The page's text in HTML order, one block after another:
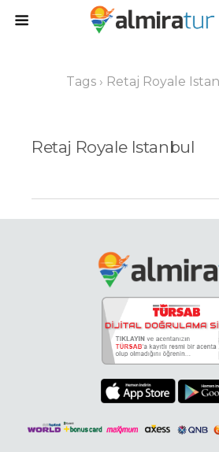
Tags › Retaj Royale
Retaj Royale Istanbul